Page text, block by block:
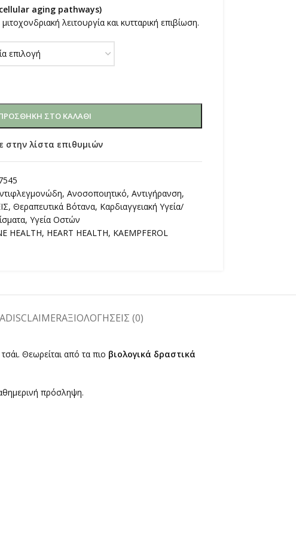
aging pathways)
λειτουργία και κυτταρική επιβίωση.
ΣΤΟ ΚΑΛΆΘΙ
στην λίστα επιθυμιών
, Ανοσοποιητικό, Αντιγήρανση,
, Θεραπευτικά Βότανα, Καρδιαγγειακή Υγεία/
, Υγεία Οστών
HEALTH, HEART HEALTH, KAEMPFEROL
DISCLAIMERΑΞΙΟΛΟΓΉΣΕΙΣ (0)
Θεωρείται από τα πιο βιολογικά δραστικά
πρόσληψη.